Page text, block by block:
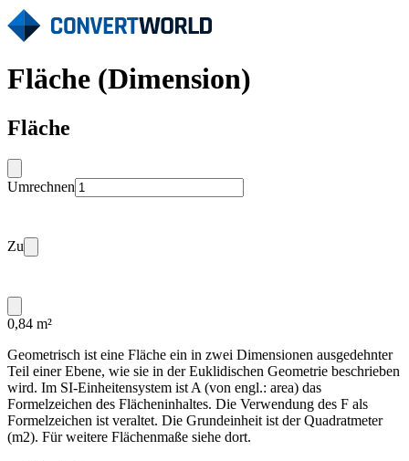
Fläche (Dimension)
Fläche
Umrechnen
Zu
0,84 m²
Geometrisch ist eine Fläche ein in zwei Dimensionen ausgedehnter
Teil einer Ebene, wie sie in der Euklidischen Geometrie beschrieben
wird. Im SI-Einheitensystem ist A (von engl.: area) das
Formelzeichen des Flächeninhaltes. Die Verwendung des F als
Formelzeichen ist veraltet. Die Grundeinheit ist der Quadratmeter
(m2). Für weitere Flächenmaße siehe dort.